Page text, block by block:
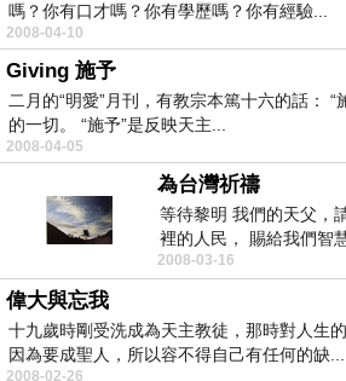
嗎？你有口才嗎？你有學歷嗎？你有經驗...
2008-04-10
Giving 施予
二月的“明愛”月刊，有教宗本篤十六的話：
的一切。 “施予”是反映天主...
2008-04-05
為台灣祈禱
等待黎明 我們的天父，
裡的人民， 賜給我們智
2008-03-16
偉大與忘我
十九歲時剛受洗成為天主教徒，那時對人生
因為要成聖人，所以容不得自己有任何的缺...
2008-02-26